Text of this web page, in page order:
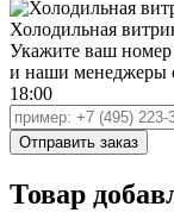
Холодильная
Укажите ваш номер
и наши менеджеры
18:00
Товар